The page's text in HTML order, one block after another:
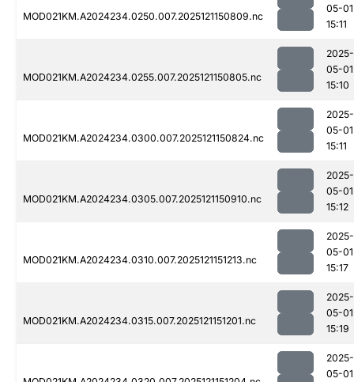
MOD021KM.A2024234.0250.007.2025121150809.nc
05-01
15:11
MOD021KM.A2024234.0255.007.2025121150805.nc
2025-
05-01
15:10
MOD021KM.A2024234.0300.007.2025121150824.nc
2025-
05-01
15:11
MOD021KM.A2024234.0305.007.2025121150910.nc
2025-
05-01
15:12
MOD021KM.A2024234.0310.007.2025121151213.nc
2025-
05-01
15:17
MOD021KM.A2024234.0315.007.2025121151201.nc
2025-
05-01
15:19
2025-
05-01